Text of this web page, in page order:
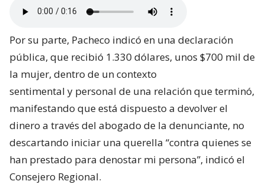
Por su parte, Pacheco indicó en una declaración
pública, que recibió 1.330 dólares, unos $700 mil de
la mujer, dentro de un contexto
sentimental y personal de una relación que terminó,
manifestando que está dispuesto a devolver el
dinero a través del abogado de la denunciante, no
descartando iniciar una querella “contra quienes se
han prestado para denostar mi persona”, indicó el
Consejero Regional.